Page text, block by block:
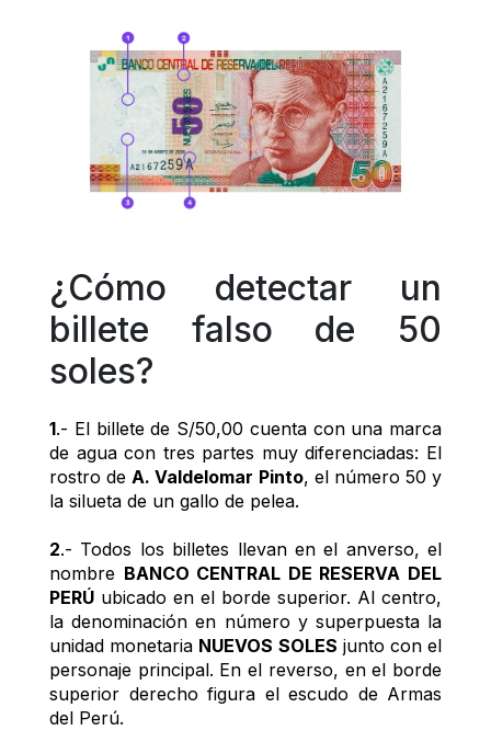
¿Cómo detectar un
billete falso de 50
soles?
1.- El billete de S/50,00 cuenta con una marca
de agua con tres partes muy diferenciadas: El
rostro de A. Valdelomar Pinto, el número 50 y
la silueta de un gallo de pelea.
2.- Todos los billetes llevan en el anverso, el
nombre BANCO CENTRAL DE RESERVA DEL
PERÚ ubicado en el borde superior. Al centro,
la denominación en número y superpuesta la
unidad monetaria NUEVOS SOLES junto con el
personaje principal. En el reverso, en el borde
superior derecho figura el escudo de Armas
del Perú.